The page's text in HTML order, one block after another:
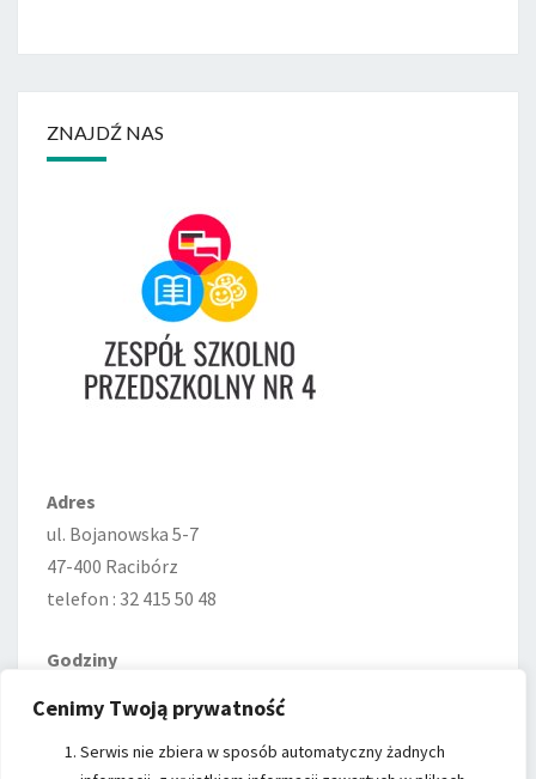
Cenimy Twoją prywatność
Serwis nie zbiera w sposób automatyczny żadnych
ZNAJDŹ NAS
Adres
ul. Bojanowska 5-7
47-400 Racibórz
telefon : 32 415 50 48
Godziny
7:00–15:00